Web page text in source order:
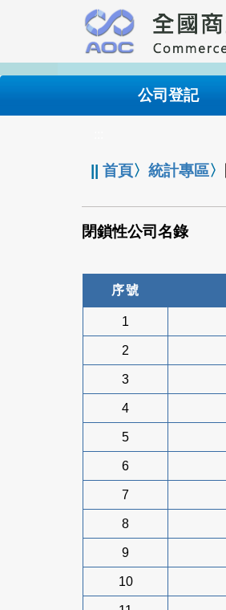
要
內
公司登記
||首頁〉統計專區〉
閉鎖性公司名錄
序號
1
2
3
4
5
6
7
8
9
10